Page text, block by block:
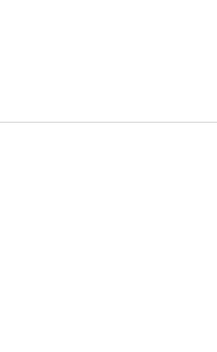
wir für jede Idee die passende
Sie die gesamte Produktvielfalt
komfortabel:
den Vorteilen unseres Systems